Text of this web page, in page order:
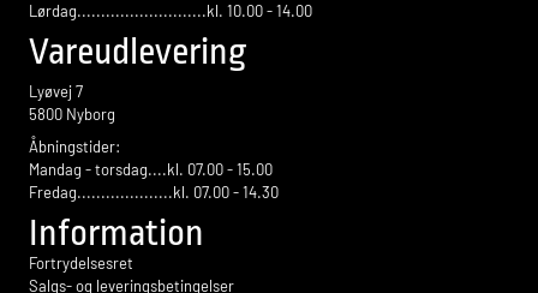
Lørdag...........................kl. 10.00 - 14.00
Vareudlevering
Lyøvej 7
5800 Nyborg
Åbningstider:
Mandag - torsdag....kl. 07.00 - 15.00
Fredag....................kl. 07.00 - 14.30
Information
Fortrydelsesret
Salgs- og leveringsbetingelser